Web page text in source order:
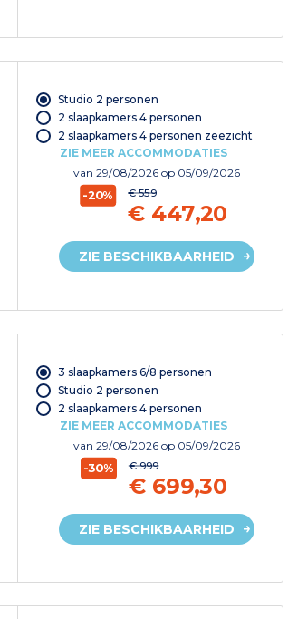
Studio 2 personen
2 slaapkamers 4 personen
2 slaapkamers 4 personen zeezicht
ZIE MEER ACCOMMODATIES
van 29/08/2026 op 05/09/2026
-20% € 559
€ 447,20
ZIE BESCHIKBAARHEID
3 slaapkamers 6/8 personen
Studio 2 personen
2 slaapkamers 4 personen
ZIE MEER ACCOMMODATIES
van 29/08/2026 op 05/09/2026
-30% € 999
€ 699,30
ZIE BESCHIKBAARHEID